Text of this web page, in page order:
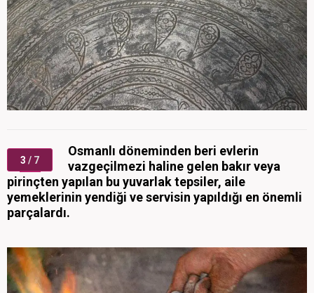
3 / 7
Osmanlı döneminden beri evlerin
vazgeçilmezi haline gelen bakır veya
pirinçten yapılan bu yuvarlak tepsiler, aile
yemeklerinin yendiği ve servisin yapıldığı en önemli
parçalardı.